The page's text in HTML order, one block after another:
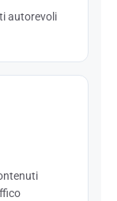
autorevoli